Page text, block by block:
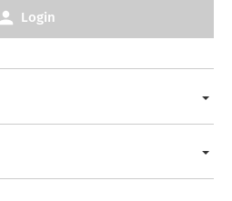
Login